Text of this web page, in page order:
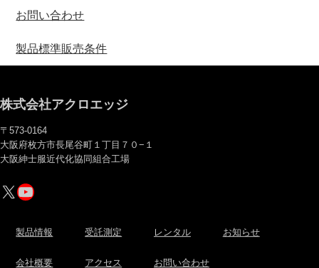
お問い合わせ
製品標準販売条件
株式会社アクロエッジ
〒573-0164
大阪府枚方市長尾谷町１丁目７０−１
大阪紳士服近代化協同組合工場
X YouTube
製品情報 受託測定 レンタル お知らせ
会社概要 アクセス お問い合わせ